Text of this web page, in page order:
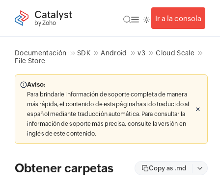
Catalyst
by Zoho
Ir a la consola
Documentación SDK Android v3
Cloud Scale
File Store
Aviso:
Para brindarle información de soporte completa de manera
más rápida, el contenido de esta página ha sido traducido al
español mediante traducción automática. Para consultar la
información de soporte más precisa, consulte la versión en
inglés de este contenido.
Obtener carpetas Copy as .md